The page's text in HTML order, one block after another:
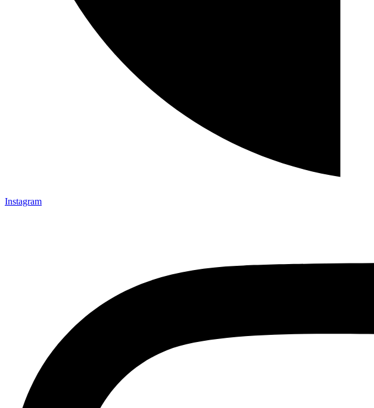
Instagram